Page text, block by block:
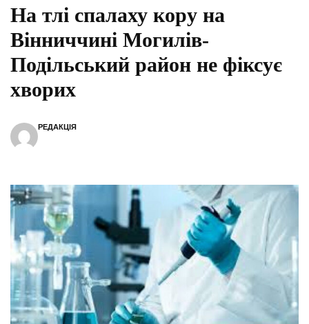
На тлі спалаху кору на
Вінниччині Могилів-
Подільський район не фіксує
хворих
РЕДАКЦІЯ